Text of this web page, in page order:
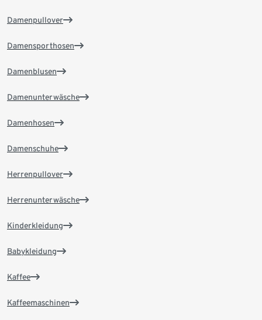
Damenpullover
Damensporthosen
Damenblusen
Damenunterwäsche
Damenhosen
Damenschuhe
Herrenpullover
Herrenunterwäsche
Kinderkleidung
Babykleidung
Kaffee
Kaffeemaschinen